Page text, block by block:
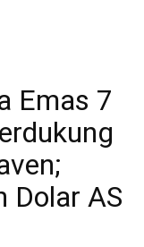
Emas 7
Dolar AS